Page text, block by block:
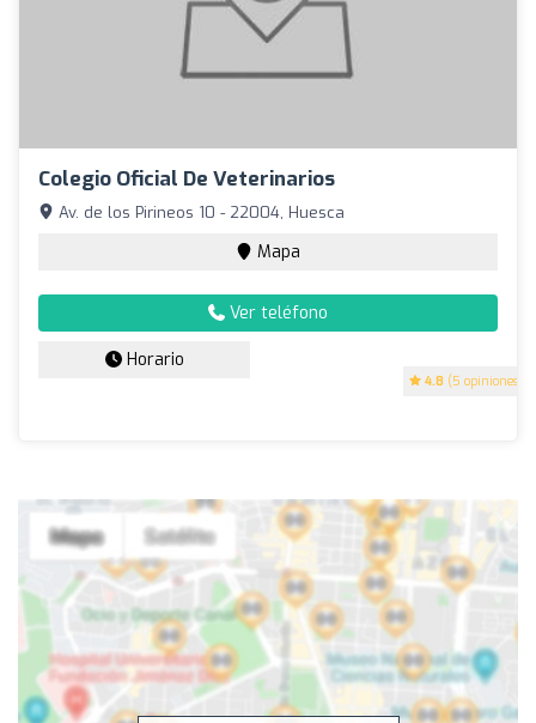
Colegio Oficial De Veterinarios
4.8 (5 opiniones)
Av. de los Pirineos 10 - 22004, Huesca
Mapa
Ver teléfono
Horario